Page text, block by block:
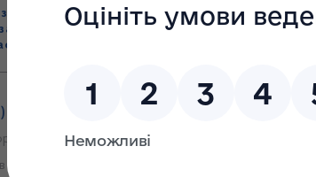
торгівля
імпорт
(крім АФІ)
Державний
нагляд
лікарськими засобами, імпорту лікарських
за певним місцем провадження